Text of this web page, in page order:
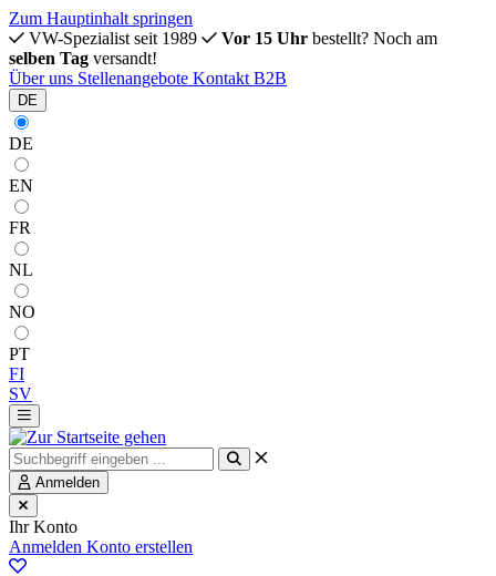
Zum Hauptinhalt springen
VW-Spezialist seit 1989
Vor 15 Uhr bestellt? Noch am
selben Tag versandt!
Über uns Stellenangebote Kontakt B2B
DE
DE
EN
FR
NL
NO
PT
FI
SV
Anmelden
Ihr Konto
Anmelden Konto erstellen